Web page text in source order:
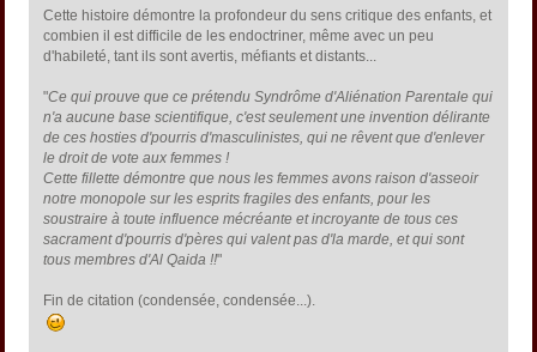
Cette histoire démontre la profondeur du sens critique des enfants, et
combien il est difficile de les endoctriner, même avec un peu
d'habileté, tant ils sont avertis, méfiants et distants...
"Ce qui prouve que ce prétendu Syndrôme d'Aliénation Parentale qui
n'a aucune base scientifique, c'est seulement une invention délirante
de ces hosties d'pourris d'masculinistes, qui ne rêvent que d'enlever
le droit de vote aux femmes !
Cette fillette démontre que nous les femmes avons raison d'asseoir
notre monopole sur les esprits fragiles des enfants, pour les
soustraire à toute influence mécréante et incroyante de tous ces
sacrament d'pourris d'pères qui valent pas d'la marde, et qui sont
tous membres d'Al Qaida !!"
Fin de citation (condensée, condensée...).